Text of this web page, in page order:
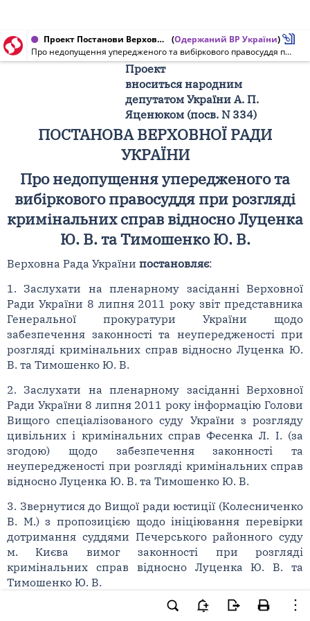
Проект Постанови Верховної Ради України від 01.07.2011 № 8733 (Одержаний ВР України)
Про недопущення упередженого та вибіркового правосуддя при розгляді кримінальних справ відносно Луценка Ю. В. та Тимошенко Ю. В.